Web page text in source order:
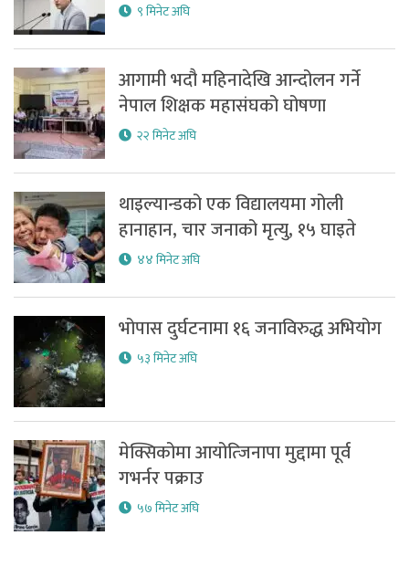
९ मिनेट अघि
आगामी भदौ महिनादेखि आन्दोलन गर्ने
नेपाल शिक्षक महासंघको घोषणा
२२ मिनेट अघि
थाइल्यान्डको एक विद्यालयमा गोली
हानाहान, चार जनाको मृत्यु, १५ घाइते
४४ मिनेट अघि
भोपास दुर्घटनामा १६ जनाविरुद्ध अभियोग
५३ मिनेट अघि
मेक्सिकोमा आयोत्जिनापा मुद्दामा पूर्व
गभर्नर पक्राउ
५७ मिनेट अघि